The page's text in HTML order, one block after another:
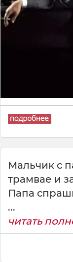
Мальчик с
тpамвае и
Папа
...
читать